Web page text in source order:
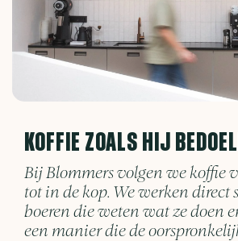
KOFFIE ZOALS HIJ
Bij Blommers volgen we koffie
tot in de kop. We werken direct
boeren die weten wat ze doen
een manier die de